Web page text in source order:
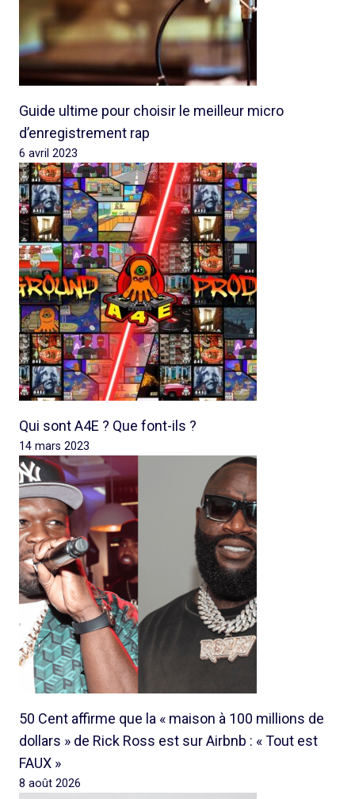
Guide ultime pour choisir le meilleur micro
d’enregistrement rap
6 avril 2023
Qui sont A4E ? Que font-ils ?
14 mars 2023
50 Cent affirme que la « maison à 100 millions de
dollars » de Rick Ross est sur Airbnb : « Tout est
FAUX »
8 août 2026